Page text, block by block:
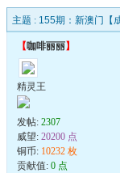
主题 : 155期：新澳门【
【咖啡丽丽】
精灵王
发帖: 2307
威望: 20200 点
铜币: 10232 枚
贡献值: 0 点